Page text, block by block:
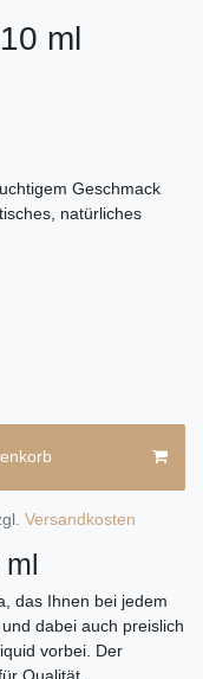
ml
Geschmack
natürliches
Versandkosten
das Ihnen bei jedem
dabei auch preislich
vorbei. Der
Qualität,